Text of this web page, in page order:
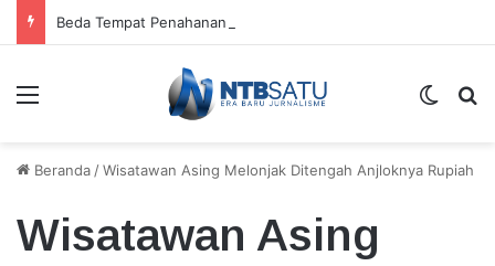
Menu
Beranda /Wisatawan Asing Melonjak Ditengah Anjloknya Rupiah
Wisatawan Asing